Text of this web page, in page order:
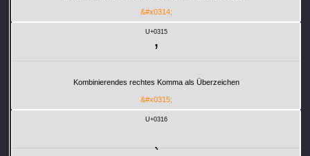
&#x0314;
U+0315
Kombinierendes rechtes Komma als Überzeichen
&#x0315;
U+0316